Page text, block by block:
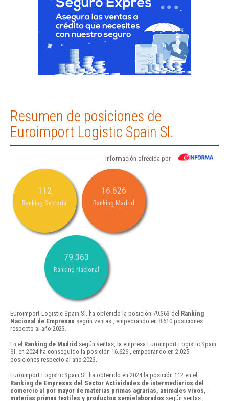
Resumen de posiciones de
Euroimport Logistic Spain Sl.
Información ofrecida por
112
Ranking Sectorial
16.626
Ranking Madrid
79.363
Ranking Nacional
Euroimport Logistic Spain Sl. ha obtenido la posición 79.363 del Ranking
Nacional de Empresas según ventas , empeorando en 8.610 posiciones
respecto al año 2023.
En el Ranking de Madrid según ventas, la empresa Euroimport Logistic Spain
Sl. en 2024 ha conseguido la posición 16.626 , empeorando en 2.025
posiciones respecto al año 2023.
Euroimport Logistic Spain Sl. ha obtenido en 2024 la posición 112 en el
Ranking de Empresas del Sector Actividades de intermediarios del
comercio al por mayor de materias primas agrarias, animales vivos,
materias primas textiles y productos semielaborados según ventas ,